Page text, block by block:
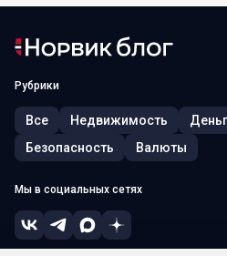
Рубрики
Все Недвижимость
Безопасность
Валюты
Мы в социальных сетях